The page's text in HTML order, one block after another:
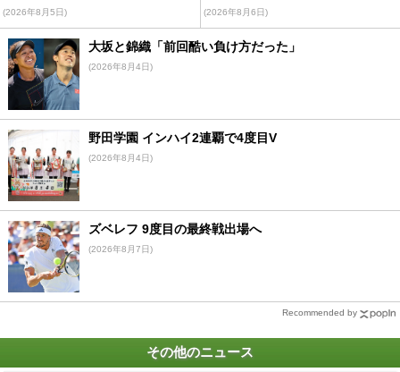
(2026年8月5日) (2026年8月6日)
大坂と錦織「前回酷い負け方だった」
(2026年8月4日)
野田学園 インハイ2連覇で4度目V
(2026年8月4日)
ズベレフ 9度目の最終戦出場へ
(2026年8月7日)
Recommended by
その他のニュース